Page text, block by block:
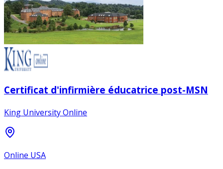
Certificat d'infirmière éducatrice post-MSN
King University Online
Online USA